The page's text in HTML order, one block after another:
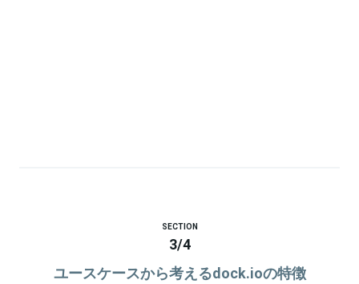
SECTION
3/4
ユースケースから考えるdock.ioの特徴